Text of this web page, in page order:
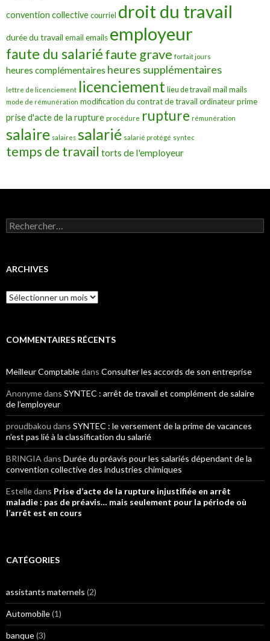
convention collective courriel droit du travail
durée du travail email emails employeur
faute du salariéfaute grave forfait jours
heures complémentaires heures supplémentaires
lettre de licenciement licenciement lieu de travail mail mails
mode de rémunération modification du contrat de travail ordinateur prime
prise d'acte de la rupture procédure rupture rémunération
salaire salaires salarié salarié protégé syntec
temps de travail torts de l'employeur
Rechercher :
ARCHIVES
Archives
COMMENTAIRES RÉCENTS
Meilleur Comptabledans Consulter les accords de son entreprise
Anonymedans SYNTEC : arrêt de travail et complément de salaire
de l’employeur
proudbakou dans SYNTEC : le versement de la prime de vacances
n’est pas lié à la classification du salarié
BRINGIA dans Durée du préavis pour les salariés dépendant de la
convention collective des industries chimiques
Estelledans Prise d’acte de la rupture injustifiée en arrêt
maladie : pas de préavis… mais seulement pour la période où
l’arrêt est en cours
CATÉGORIES
assistants maternels (2)
Automobile(1)
banque(3)